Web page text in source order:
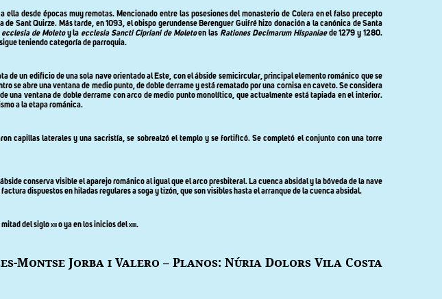
ella desde épocas muy remotas. Mencionado entre las posesiones del monasterio de Colera en el falso precepto
de Sant Quirze. Más tarde, en 1093, el obispo gerundense Berenguer Guifré hizo donación a la canónica de Santa
ecclesia de Moletoy la ecclesia Sancti Cipriani de Moletoen lasRationes Decimarum Hispaniaede 1279 y 1280.
teniendo categoría de parroquia.
de un edificio de una sola nave orientado al Este, con el ábside semicircular, principal elemento románico que se
se abre una ventana de medio punto, de doble derrame y está rematado por una cornisa en caveto. Se considera
una ventana de doble derrame con arco de medio punto monolítico, que actualmente está tapiada en el interior.
a la etapa románica.
capillas laterales y una sacristía, se sobrealzó el templo y se fortificó. Se completó el conjunto con una torre
conserva visible el aparejo románico al igual que el arco presbiteral. La cuenca absidal y la bóveda de la nave
dispuestos en hiladas regulares a soga y tizón, que son visibles hasta el arranque de la cuenca absidal.
mitad del sigloxiio ya en los inicios delxiii.
Montse Jorba i Valero – Planos: Núria Dolors Vila Costa